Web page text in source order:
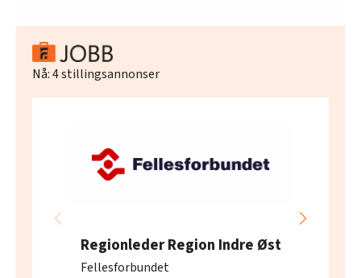
Nå:4stillingsannonser
Regionleder Region Indre Øst
Fellesforbundet